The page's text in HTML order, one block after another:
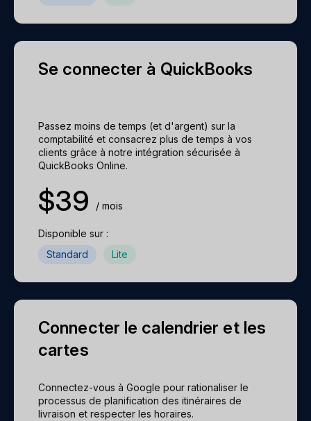
Emails automatisés (bientôt disponible) ⓘ
Portail client (bientôt disponible) ⓘ
Suivi du poids des envois (bientôt disponible) ⓘ
Se connecter à QuickBooks
Passez moins de temps (et d'argent) sur la
comptabilité et consacrez plus de temps à vos
clients grâce à notre intégration sécurisée à
QuickBooks Online.
$39 / mois
Disponible sur :
Standard
Lite
Connecter le calendrier et les
cartes
Connectez-vous à Google pour rationaliser le
processus de planification des itinéraires de
livraison et respecter les horaires.